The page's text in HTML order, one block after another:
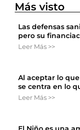
Más visto
Las defensas
pero su
Leer Más >>
Al aceptar lo
se centra en lo
Leer Más >>